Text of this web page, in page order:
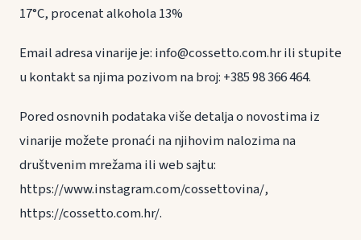
17°C, procenat alkohola 13%
Email adresa vinarije je: info@cossetto.com.hr ili stupite
u kontakt sa njima pozivom na broj: +385 98 366 464.
Pored osnovnih podataka više detalja o novostima iz
vinarije možete pronaći na njihovim nalozima na
društvenim mrežama ili web sajtu:
https://www.instagram.com/cossettovina/,
https://cossetto.com.hr/.